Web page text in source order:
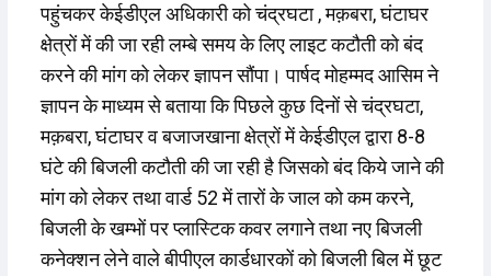
पहुंचकर केईडीएल अधिकारी को चंद्रघटा , मक़बरा, घंटाघर
क्षेत्रों में की जा रही लम्बे समय के लिए लाइट कटौती को बंद
करने की मांग को लेकर ज्ञापन सौंपा। पार्षद मोहम्मद आसिम ने
ज्ञापन के माध्यम से बताया कि पिछले कुछ दिनों से चंद्रघटा,
मक़बरा, घंटाघर व बजाजखाना क्षेत्रों में केईडीएल द्वारा 8-8
घंटे की बिजली कटौती की जा रही है जिसको बंद किये जाने की
मांग को लेकर तथा वार्ड 52 में तारों के जाल को कम करने,
बिजली के खम्भों पर प्लास्टिक कवर लगाने तथा नए बिजली
कनेक्शन लेने वाले बीपीएल कार्डधारकों को बिजली बिल में छूट